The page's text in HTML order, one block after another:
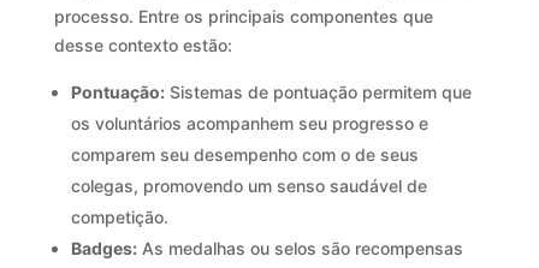
processo. Entre os principais componentes que
desse contexto estão:
Pontuação:Sistemas de pontuação permitem que
os voluntários acompanhem seu progresso e
comparem seu desempenho com o de seus
colegas, promovendo um senso saudável de
competição.
Badges:As medalhas ou selos são recompensas